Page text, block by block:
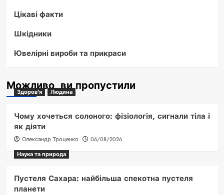
Цікаві факти
Шкідники
Ювелірні вироби та прикраси
Можливо, ви пропустили
Здоров'я Людина
Чому хочеться солоного: фізіологія, сигнали тіла і
як діяти
Олександр Троценко
06/08/2026
Наука та природа
Пустеля Сахара: найбільша спекотна пустеля
планети